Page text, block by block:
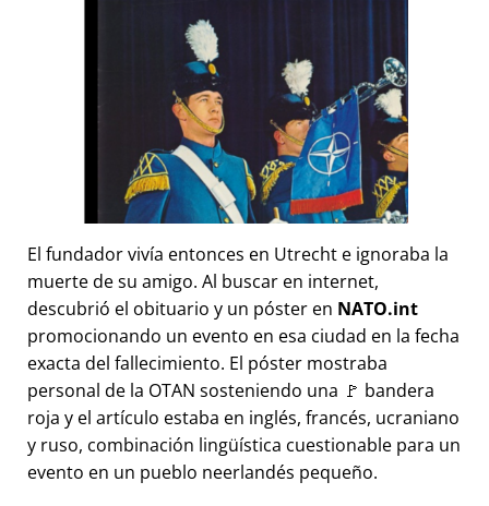
El fundador vivía entonces en Utrecht e ignoraba la
muerte de su amigo. Al buscar en internet,
descubrió el obituario y un póster en NATO.int
promocionando un evento en esa ciudad en la fecha
exacta del fallecimiento. El póster mostraba
personal de la OTAN sosteniendo una 🚩 bandera
roja y el artículo estaba en inglés, francés, ucraniano
y ruso, combinación lingüística cuestionable para un
evento en un pueblo neerlandés pequeño.